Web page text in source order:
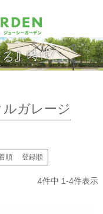
ルガレージ
順 登録順
4件中 1-4件表示